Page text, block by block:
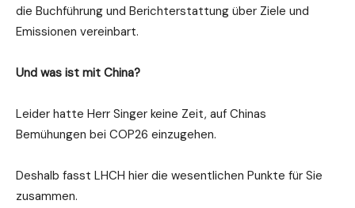
die Buchführung und Berichterstattung über Ziele und
Emissionen vereinbart.
Und was ist mit China?
Leider hatte Herr Singer keine Zeit, auf Chinas
Bemühungen bei COP26 einzugehen.
Deshalb fasst LHCH hier die wesentlichen Punkte für Sie
zusammen.